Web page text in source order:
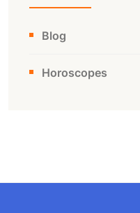
Blog
Horoscopes